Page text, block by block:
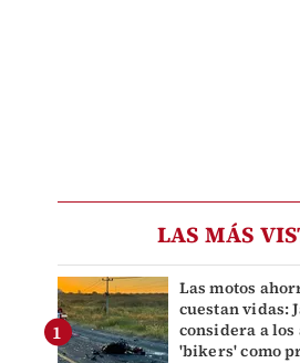
LAS MÁS
Las motos
cuestan vidas:
considera a los
'bikers' como